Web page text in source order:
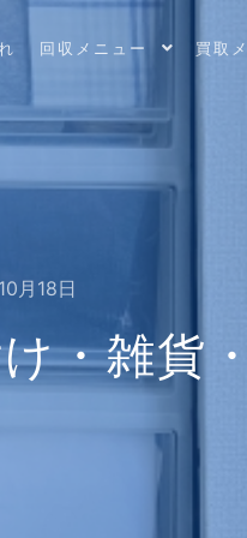
回収メニュー 買取
月18日
・雑貨